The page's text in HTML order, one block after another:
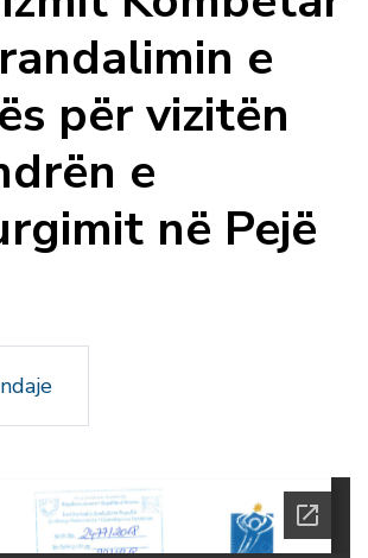
e
për vizitën
e
në Pejë